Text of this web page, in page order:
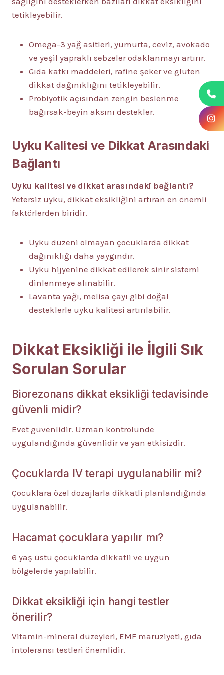
tetikleyebilir.
Omega-3 yağ asitleri, yumurta, ceviz, avokado
ve yeşil yapraklı sebzeler odaklanmayı artırır.
Gıda katkı maddeleri, rafine şeker ve gluten
dikkat dağınıklığını tetikleyebilir.
Probiyotik açısından zengin beslenme
bağırsak-beyin aksını destekler.
Uyku Kalitesi ve Dikkat Arasındaki
Bağlantı
Uyku kalitesi ve dikkat arasındaki bağlantı?
Yetersiz uyku, dikkat eksikliğini artıran en önemli
faktörlerden biridir.
Uyku düzeni olmayan çocuklarda dikkat
dağınıklığı daha yaygındır.
Uyku hijyenine dikkat edilerek sinir sistemi
dinlenmeye alınabilir.
Lavanta yağı, melisa çayı gibi doğal
desteklerle uyku kalitesi artırılabilir.
Dikkat Eksikliği ile İlgili Sık
Sorulan Sorular
Biorezonans dikkat eksikliği tedavisinde
güvenli midir?
Evet güvenlidir. Uzman kontrolünde
uygulandığında güvenlidir ve yan etkisizdir.
Çocuklarda IV terapi uygulanabilir mi?
Çocuklara özel dozajlarla dikkatli planlandığında
uygulanabilir.
Hacamat çocuklara yapılır mı?
6 yaş üstü çocuklarda dikkatli ve uygun
bölgelerde yapılabilir.
Dikkat eksikliği için hangi testler
önerilir?
Vitamin-mineral düzeyleri, EMF maruziyeti, gıda
intoleransı testleri önemlidir.